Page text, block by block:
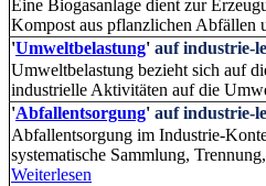
Eine Biogasanlage dient zur
Kompost aus pflanzlichen Abfällen
'Umweltbelastung' auf industrie-
Umweltbelastung bezieht sich auf
industrielle Aktivitäten auf die
'Abfallentsorgung' auf industrie-
Abfallentsorgung im Industrie-
systematische Sammlung,
Weiterlesen